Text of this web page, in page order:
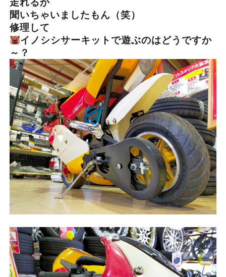
走れるか
聞いちゃいましたもん（笑）
修理して
イノシシサーキットで遊ぶのはどうですか
～？